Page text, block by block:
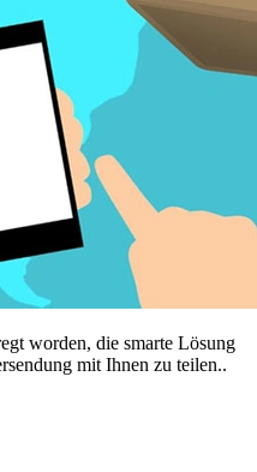
worden, die smarte Lösung
mit Ihnen zu teilen..